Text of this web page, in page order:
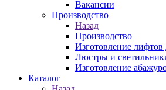
Вакансии
Производство
Назад
Производство
Изготовление лифтов
Люстры и
Изготовление
Каталог